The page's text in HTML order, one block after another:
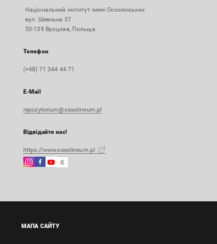
Національний інститут імені Оссолінських
вул. Шевська 37
50-139 Вроцлав, Польща
Телефон
(+48) 71 344 44 71
E-Mail
repozytorium@ossolineum.pl
Відвідайте нас!
https://www.ossolineum.pl
Instagram
в
Facebook
в
Instagram
в
Google
Зовнішнє
в
МАПА САЙТУ